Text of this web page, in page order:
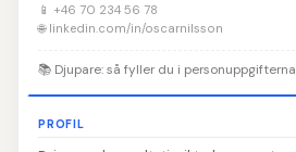
📱 +46 70 234 56 78
🌐 linkedin.com/in/oscarnilsson
📚 Djupare: så fyller du i
PROFIL